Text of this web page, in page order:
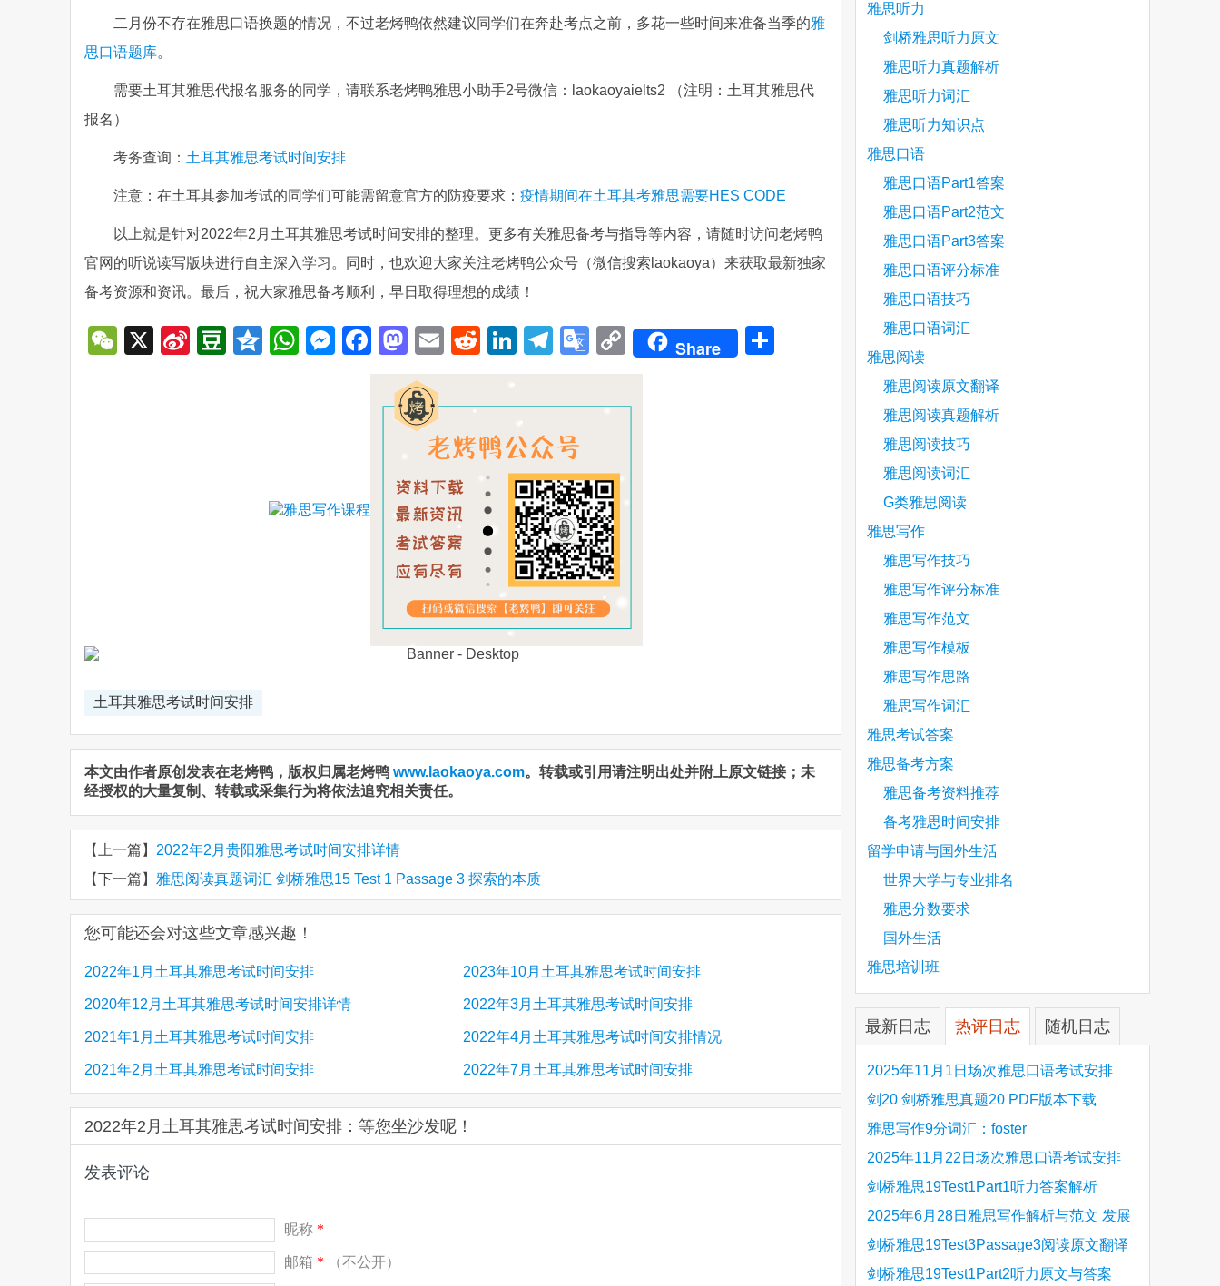
二月份不存在雅思口语换题的情况，不过老烤鸭依然建议同学们在奔赴考点之前，多花一些时间来准备当季的雅
思口语题库。
需要土耳其雅思代报名服务的同学，请联系老烤鸭雅思小助手2号微信：laokaoyaielts2 （注明：土耳其雅思代
报名）
考务查询： 土耳其雅思考试时间安排
注意：在土耳其参加考试的同学们可能需留意官方的防疫要求： 疫情期间在土耳其考雅思需要HES CODE
以上就是针对2022年2月土耳其雅思考试时间安排的整理。更多有关雅思备考与指导等内容，请随时访问老烤鸭
官网的听说读写版块进行自主深入学习。同时，也欢迎大家关注老烤鸭公众号（微信搜索laokaoya）来获取最新独家
备考资源和资讯。最后，祝大家雅思备考顺利，早日取得理想的成绩！
WeChat
X
SinaDouban
QzoneWhatsApp
Messenger
Facebook
Mastodon
EmailRedditLinkedIn
Telegram
Google
CopyShare
土耳其雅思考试时间安排
本文由作者原创发表在老烤鸭，版权归属老烤鸭 www.laokaoya.com。转载或引用请注明出处并附上原文链接；未
经授权的大量复制、转载或采集行为将依法追究相关责任。
【上一篇】 2022年2月贵阳雅思考试时间安排详情
【下一篇】 雅思阅读真题词汇 剑桥雅思15 Test 1 Passage 3 探索的本质
您可能还会对这些文章感兴趣！
2022年1月土耳其雅思考试时间安排 2023年10月土耳其雅思考试时间安排
2020年12月土耳其雅思考试时间安排详情 2022年3月土耳其雅思考试时间安排
2021年1月土耳其雅思考试时间安排 2022年4月土耳其雅思考试时间安排情况
2021年2月土耳其雅思考试时间安排 2022年7月土耳其雅思考试时间安排
2022年2月土耳其雅思考试时间安排：等您坐沙发呢！
发表评论
昵称 *
邮箱 * （不公开）
雅思听力
剑桥雅思听力原文
雅思听力真题解析
雅思听力词汇
雅思听力知识点
雅思口语
雅思口语Part1答案
雅思口语Part2范文
雅思口语Part3答案
雅思口语评分标准
雅思口语技巧
雅思口语词汇
雅思阅读
雅思阅读原文翻译
雅思阅读真题解析
雅思阅读技巧
雅思阅读词汇
G类雅思阅读
雅思写作
雅思写作技巧
雅思写作评分标准
雅思写作范文
雅思写作模板
雅思写作思路
雅思写作词汇
雅思考试答案
雅思备考方案
雅思备考资料推荐
备考雅思时间安排
留学申请与国外生活
世界大学与专业排名
雅思分数要求
国外生活
雅思培训班
最新日志 热评日志 随机日志
2025年11月1日场次雅思口语考试安排
剑20 剑桥雅思真题20 PDF版本下载
雅思写作9分词汇：foster
2025年11月22日场次雅思口语考试安排
剑桥雅思19Test1Part1听力答案解析
Hinchingbrooke Country Park
2025年6月28日雅思写作解析与范文 发展
旅游业 手把手带你写高分范文
剑桥雅思19Test3Passage3阅读原文翻译
Is the era of artificial speech translation
剑桥雅思19Test1Part2听力原文与答案